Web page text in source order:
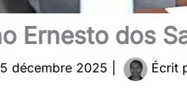
Ernesto dos
décembre 2025 Écrit